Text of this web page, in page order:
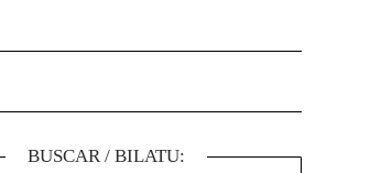
BUSCAR / BILATU: